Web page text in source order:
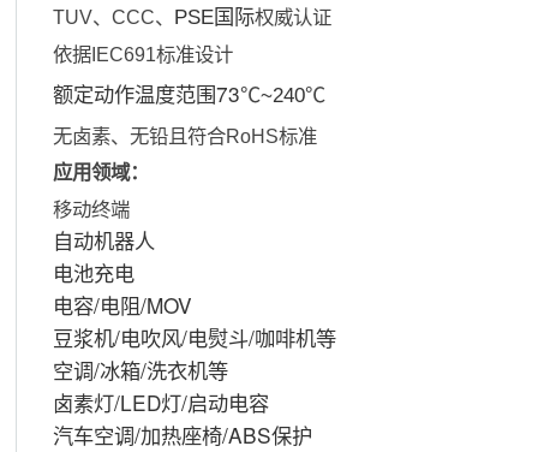
TUV、 CCC、 PSE国际权威认证
依据IEC691标准设计
额定动作温度范围73℃~240℃
无卤素、无铅且符合RoHS标准
应用领域：
移动终端
自动机器人
电池充电
电容/电阻/MOV
豆浆机/电吹风/电熨斗/咖啡机等
空调/冰箱/洗衣机等
卤素灯/LED灯/启动电容
汽车空调/加热座椅/ABS保护